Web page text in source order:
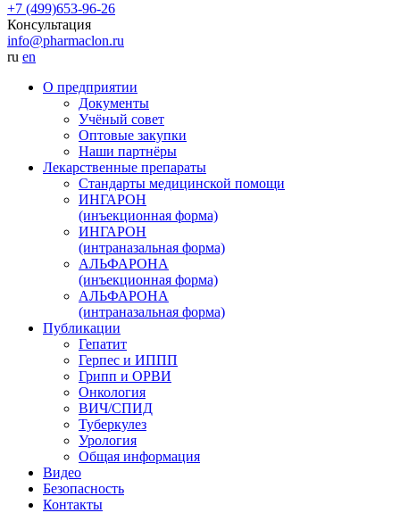
+7 (499)653-96-26
Консультация
info@pharmaclon.ru
ru en
О предприятии
Документы
Учёный совет
Оптовые закупки
Наши партнёры
Лекарственные препараты
Стандарты медицинской помощи
ИНГАРОН
(инъекционная форма)
ИНГАРОН
(интраназальная форма)
АЛЬФАРОНА
(инъекционная форма)
АЛЬФАРОНА
(интраназальная форма)
Публикации
Гепатит
Герпес и ИППП
Грипп и ОРВИ
Онкология
ВИЧ/СПИД
Туберкулез
Урология
Общая информация
Видео
Безопасность
Контакты